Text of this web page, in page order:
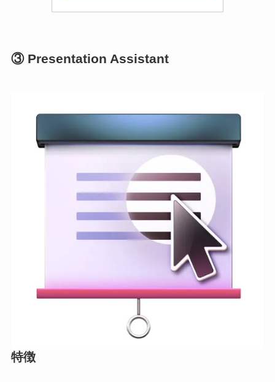
③ Presentation Assistant
特徴